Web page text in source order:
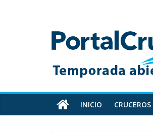
Toda
información
cruceros
en
un
INICIO